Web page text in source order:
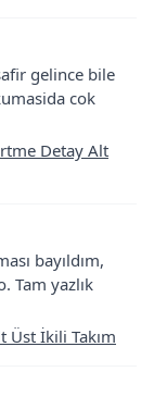
gelince bile
cok
Detay Alt
bayıldım,
Tam yazlık
Üst İkili Takım